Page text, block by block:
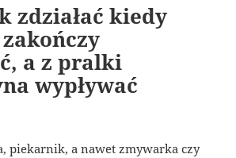
zdziałać kiedy
a z pralki
wypływać
piekarnik, a nawet zmywarka czy